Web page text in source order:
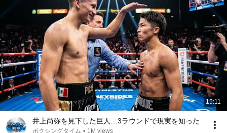
15:11
井上尚弥を見下した巨人…3ラウンドで現実を知った
ボクシングタイム • 1M views